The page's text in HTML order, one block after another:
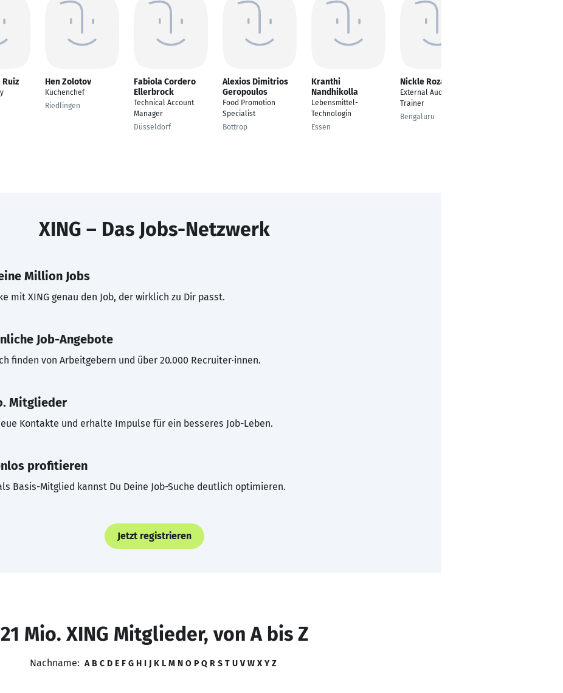
Ruiz Hen Zolotov
Küchenchef
Riedlingen
Fabiola Cordero
Ellerbrock
Technical Account
Manager
Düsseldorf
Alexios Dimitrios
Geropoulos
Food Promotion
Specialist
Bottrop
Kranthi
Nandhikolla
Lebensmittel-
Technologin
Essen
Nickle Rozar
External Auditor &
Trainer
Bengaluru
XING – Das Jobs-Netzwerk
Million Jobs
mit XING genau den Job, der wirklich zu Dir passt.
Job-Angebote
finden von Arbeitgebern und über 20.000 Recruiter·innen.
Mitglieder
Kontakte und erhalte Impulse für ein besseres Job-Leben.
profitieren
Basis-Mitglied kannst Du Deine Job-Suche deutlich optimieren.
Jetzt registrieren
21 Mio. XING Mitglieder, von A bis Z
Nachname: A B C D E F G H I J K L M N O P Q R S T U V W X Y Z